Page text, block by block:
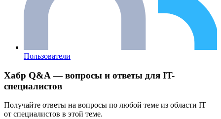
Пользователи
Хабр Q&A — вопросы и ответы для IT-
специалистов
Получайте ответы на вопросы по любой теме из области IT
от специалистов в этой теме.